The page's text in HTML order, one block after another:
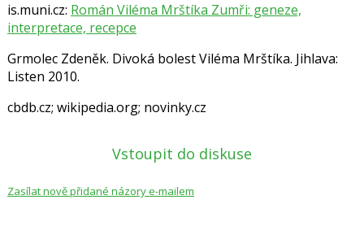
is.muni.cz: Román Viléma Mrštíka Zumři: geneze,
interpretace, recepce
Grmolec Zdeněk. Divoká bolest Viléma Mrštíka. Jihlava:
Listen 2010.
cbdb.cz; wikipedia.org; novinky.cz
Vstoupit do diskuse
Zasílat nově přidané názory e-mailem